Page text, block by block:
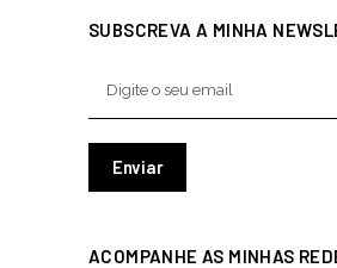
SUBSCREVA A MINHA
ACOMPANHE AS MINHAS